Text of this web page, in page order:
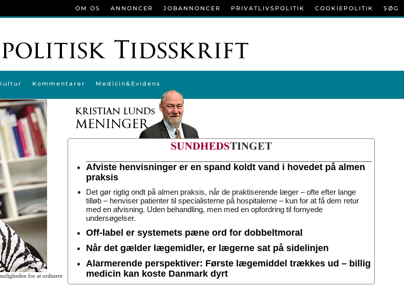
Kommentarer Medicin&Evidens
OM OS ANNONCER JOBANNONCER PRIVATLIVSPOLITIK COOKIEPOLITIK SØG
for at ordinere
Afviste henvisninger er en spand koldt vand i hovedet på almen
praksis
Det gør rigtig ondt på almen praksis, når de praktiserende læger – ofte efter lange
tilløb – henviser patienter til specialisterne på hospitalerne – kun for at få dem retur
med en afvisning. Uden behandling, men med en opfordring til fornyede
undersøgelser.
Off-label er systemets pæne ord for dobbeltmoral
Når det gælder lægemidler, er lægerne sat på sidelinjen
Alarmerende perspektiver: Første lægemiddel trækkes ud – billig
medicin kan koste Danmark dyrt